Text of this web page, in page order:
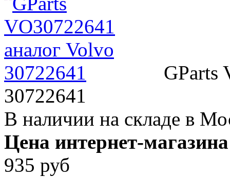
GParts
30722641
В наличии на складе в
Цена интернет-
935 руб